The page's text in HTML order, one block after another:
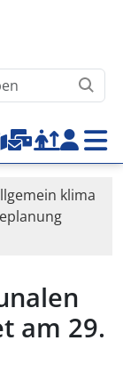
Menu
klima
am 29.